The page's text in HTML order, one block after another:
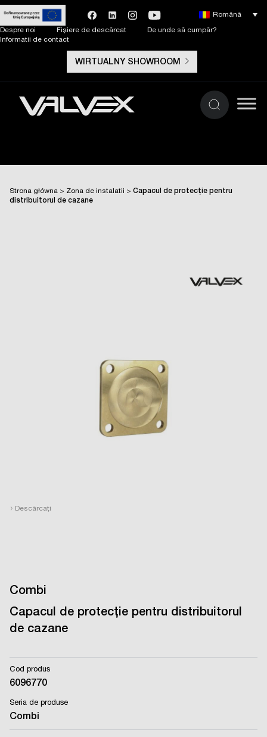
Despre noi Fișiere de descărcat
De unde să cumpăr?
Informatii de contact
WIRTUALNY SHOWROOM
Română
Strona główna > Zona de instalatii > Capacul de protecție pentru
distribuitorul de cazane
› Descărcați
Combi
Capacul de protecție pentru distribuitorul
de cazane
Cod produs
6096770
Seria de produse
Combi